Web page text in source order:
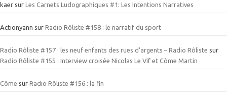
kaer sur Les Carnets Ludographiques #1: Les Intentions Narratives
Actionyann sur Radio Rôliste #158 : le narratif du sport
Radio Rôliste #157 : les neuf enfants des rues d’argents – Radio Rôliste sur
Radio Rôliste #155 : Interview croisée Nicolas Le Vif et Côme Martin
Côme sur Radio Rôliste #156 : la fin